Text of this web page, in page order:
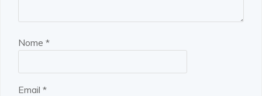
Nome *
Email *